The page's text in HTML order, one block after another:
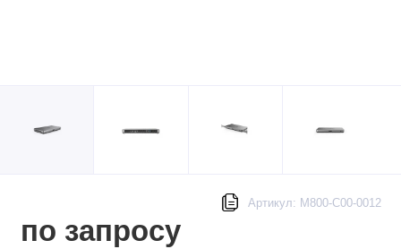
Артикул: M800-C00-0012
по запросу